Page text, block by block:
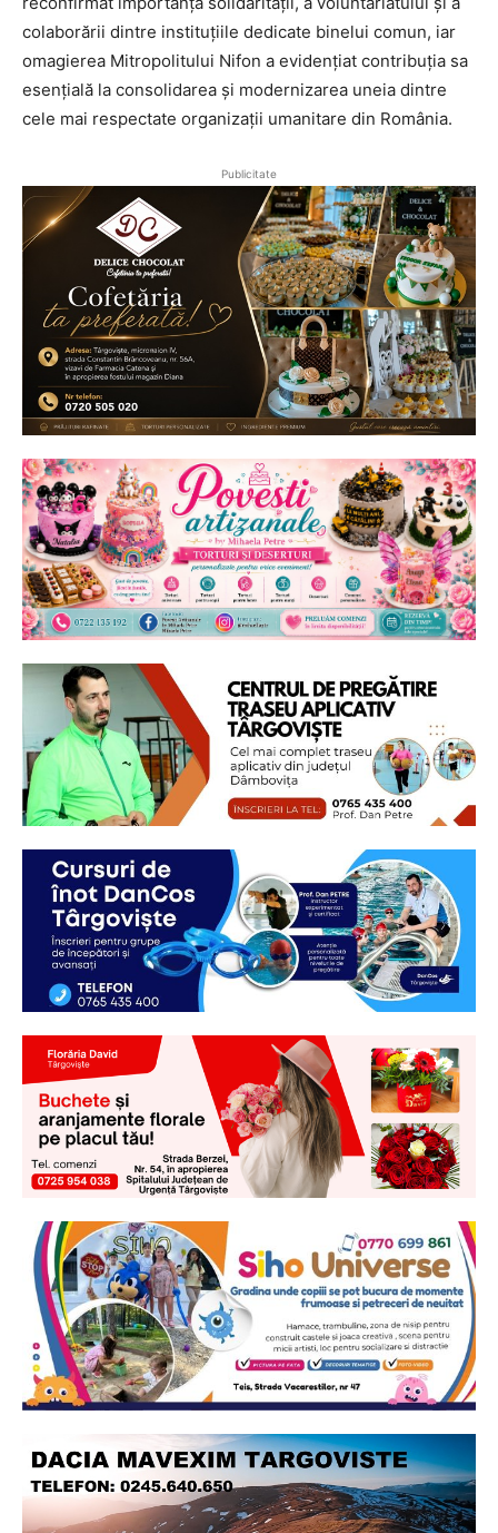
colaborării dintre instituțiile dedicate binelui comun, iar
omagierea Mitropolitului Nifon a evidențiat contribuția sa
esențială la consolidarea și modernizarea uneia dintre
cele mai respectate organizații umanitare din România.
Publicitate